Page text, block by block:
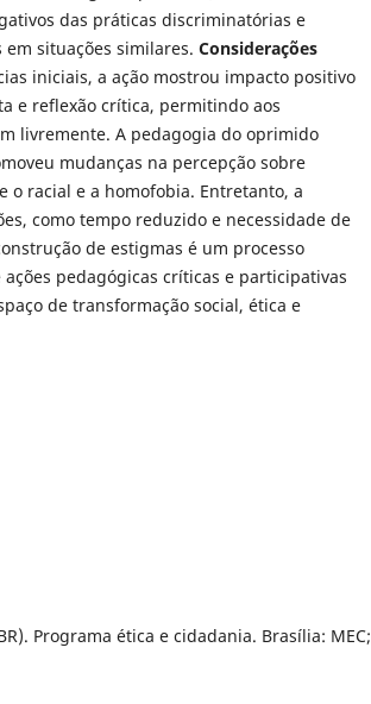
das práticas discriminatórias e
situações similares. Considerações
iniciais, a ação mostrou impacto positivo
e reflexão crítica, permitindo aos
livremente. A pedagogia do oprimido
mudanças na percepção sobre
o racial e a homofobia. Entretanto, a
como tempo reduzido e necessidade de
de estigmas é um processo
pedagógicas críticas e participativas
de transformação social, ética e
Programa ética e cidadania. Brasília: MEC;